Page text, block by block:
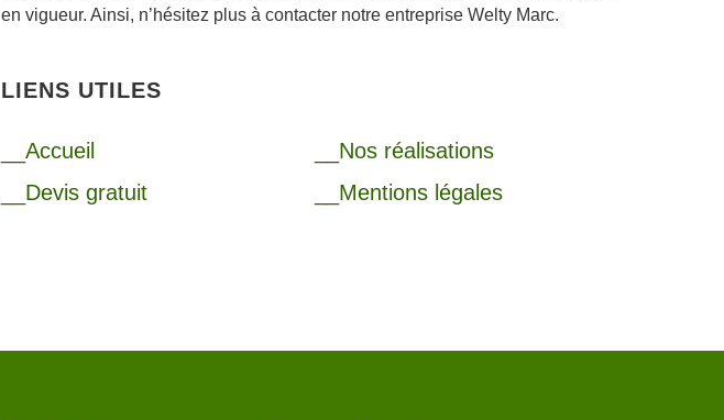
en vigueur. Ainsi, n’hésitez plus à contacter notre entreprise Welty Marc.
LIENS UTILES
__Accueil
__Devis gratuit
__Nos réalisations
__Mentions légales